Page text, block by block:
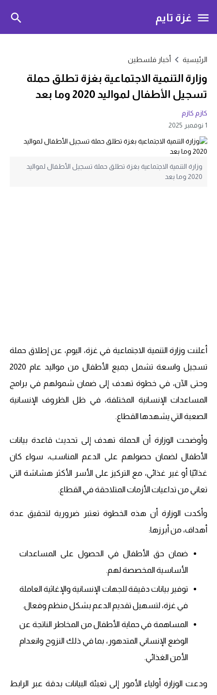
غزة تايم
الرئيسية أخبار فلسطين
وزارة التنمية الاجتماعية بغزة تطلق حملة
تسجيل الأطفال لمواليد 2020 وما بعد
كازم كازم
1 نوفمبر 2025
وزارة التنمية الاجتماعية بغزة تطلق حملة تسجيل الأطفال لمواليد
2020 وما بعد
أعلنت وزارة التنمية الاجتماعية في غزة، اليوم، عن إطلاق حملة
تسجيل واسعة تشمل جميع الأطفال من مواليد عام 2020
وحتى الآن، في خطوة تهدف إلى ضمان شمولهم في برامج
المساعدات الإنسانية المختلفة، في ظل الظروف الإنسانية
الصعبة التي يشهدها القطاع.
وأوضحت الوزارة أن الحملة تهدف إلى تحديث قاعدة بيانات
الأطفال لضمان حصولهم على الدعم المناسب، سواء كان
غذائيًا أو غير غذائي، مع التركيز على الأسر الأكثر هشاشة التي
تعاني من تداعيات الأزمات المتلاحقة في القطاع.
وأكدت الوزارة أن هذه الخطوة تعتبر ضرورية لتحقيق عدة
أهداف، من أبرزها:
ضمان حق الأطفال في الحصول على المساعدات
الأساسية المخصصة لهم.
توفير بيانات دقيقة للجهات الإنسانية والإغاثية العاملة
في غزة، لتسهيل تقديم الدعم بشكل منظم وفعال.
المساهمة في حماية الأطفال من المخاطر الناتجة عن
الوضع الإنساني المتدهور، بما في ذلك النزوح وانعدام
الأمن الغذائي.
ودعت الوزارة أولياء الأمور إلى تعبئة البيانات بدقة عبر الرابط